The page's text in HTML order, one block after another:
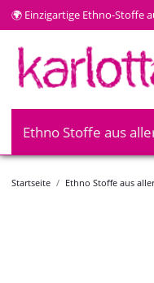
🌍 Einzigartige Ethno-Stoffe
Ethno Stoffe aus
Startseite Ethno Stoffe aus